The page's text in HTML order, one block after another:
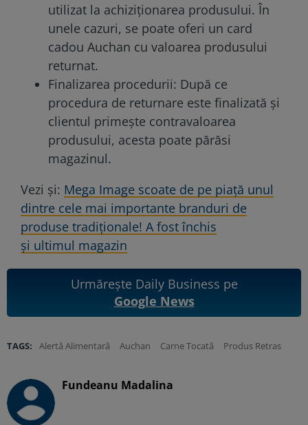
utilizat la achiziționarea produsului. În
unele cazuri, se poate oferi un card
cadou Auchan cu valoarea produsului
returnat.
Finalizarea procedurii: După ce
procedura de returnare este finalizată și
clientul primește contravaloarea
produsului, acesta poate părăsi
magazinul.
Vezi și: Mega Image scoate de pe piață unul
dintre cele mai importante branduri de
produse tradiționale! A fost închis
și ultimul magazin
Urmărește Daily Business pe
Google News
TAGS: Alertă Alimentară Auchan Carne Tocată Produs Retras
Fundeanu Madalina